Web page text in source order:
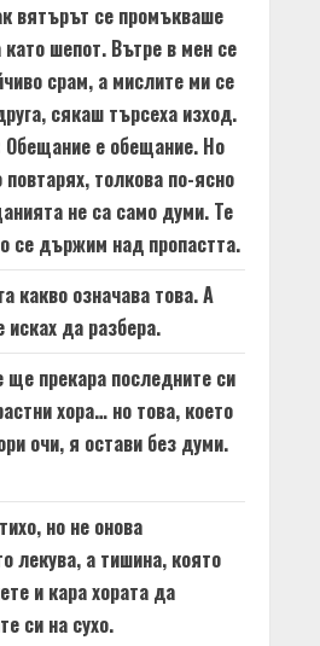
вятърът се промъкваше
шепот. Вътре в мен се
срам, а мислите ми се
сякаш търсеха изход.
Обещание е обещание. Но
повтарях, толкова по-ясно
не са само думи. Те
се държим над пропастта.
какво означава това. А
да разбера.
прекара последните си
хора… но това, което
очи, я остави без думи.
но не онова
лекува, а тишина, която
и кара хората да
си на сухо.